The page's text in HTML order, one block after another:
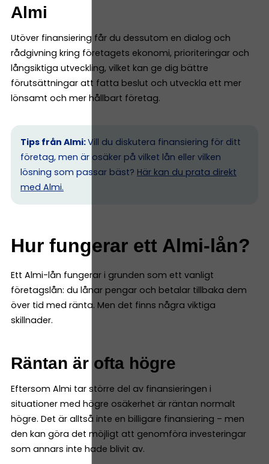
Almi
Utöver finansiering får du dessutom en dialog och
rådgivning kring företagets ekonomi, prioriteringar och
långsiktiga utveckling, vilket kan ge dig bättre
förutsättningar att fatta beslut och utveckla ett mer
lönsamt och mer hållbart företag.
Tips från Almi:Vill du diskutera finansiering för ditt
företag, men är osäker på vilket lån eller vilken
lösning som passar bäst? Här kan du prata direkt
med Almi.
Hur fungerar ett Almi-lån?
Ett Almi-lån fungerar i grunden som ett vanligt
företagslån: du lånar pengar och betalar tillbaka dem
över tid med ränta. Men det finns några viktiga
skillnader.
Räntan är ofta högre
Eftersom Almi tar större del av finansieringen i
situationer med högre osäkerhet är räntan normalt
högre. Det är alltså inte en billigare finansiering – men
den kan göra det möjligt att genomföra investeringar
som annars inte hade blivit av.